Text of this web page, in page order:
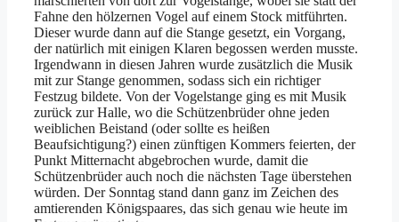
Fahne den hölzernen Vogel auf einem Stock mitführten.
Dieser wurde dann auf die Stange gesetzt, ein Vorgang,
der natürlich mit einigen Klaren begossen werden musste.
Irgendwann in diesen Jahren wurde zusätzlich die Musik
mit zur Stange genommen, sodass sich ein richtiger
Festzug bildete. Von der Vogelstange ging es mit Musik
zurück zur Halle, wo die Schützenbrüder ohne jeden
weiblichen Beistand (oder sollte es heißen
Beaufsichtigung?) einen zünftigen Kommers feierten, der
Punkt Mitternacht abgebrochen wurde, damit die
Schützenbrüder auch noch die nächsten Tage überstehen
würden. Der Sonntag stand dann ganz im Zeichen des
amtierenden Königspaares, das sich genau wie heute im